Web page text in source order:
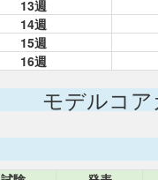
13週
14週
15週
16週
モデルコ